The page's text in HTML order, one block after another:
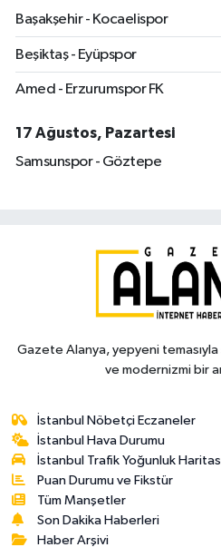
Başakşehir - Kocaelispor
Beşiktaş - Eyüpspor
Amed - Erzurumspor FK
17 Ağustos, Pazartesi
Samsunspor - Göztepe
Gazete Alanya, yepyeni
ve modernizmi bir
İstanbul Nöbetçi Eczaneler
İstanbul Hava Durumu
İstanbul Trafik Yoğunluk
Puan Durumu ve Fikstür
Tüm Manşetler
Son Dakika Haberleri
Haber Arşivi